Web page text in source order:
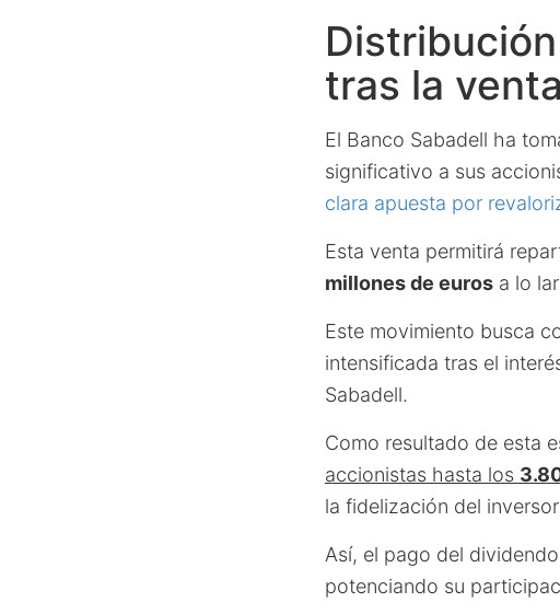
tras la
El Banco Sabadell ha
significativo a sus
clara apuesta por
Esta venta permitirá
millones de euros a lo
Este movimiento busca
intensificada tras el
Sabadell.
Como resultado de esta
accionistas hasta los
la fidelización del
Así, el pago del
potenciando su